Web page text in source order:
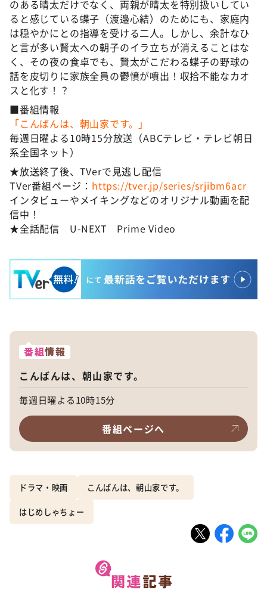
のある晴太だけでなく、両親が晴太を特別扱いしてい
ると感じている蝶子（渡邉心結）のためにも、家庭内
は穏やかにとの指導を受ける二人。しかし、余計なひ
と言が多い賢太への朝子のイラ立ちが消えることはな
く、その夜の食卓でも、賢太がこだわる蝶子の野球の
話を皮切りに家族全員の鬱憤が噴出！収拾不能なカオ
スと化す！？
■番組情報
「こんばんは、朝山家です。」
毎週日曜よる10時15分放送（ABCテレビ・テレビ朝日
系全国ネット）
★放送終了後、TVerで見逃し配信
TVer番組ページ： https://tver.jp/series/srjibm6acr
インタビューやメイキングなどのオリジナル動画を配
信中！
★全話配信 U-NEXT Prime Video
番組情報
こんばんは、朝山家です。
毎週日曜よる10時15分
番組ページへ
ドラマ・映画 こんばんは、朝山家です。
はじめしゃちょー